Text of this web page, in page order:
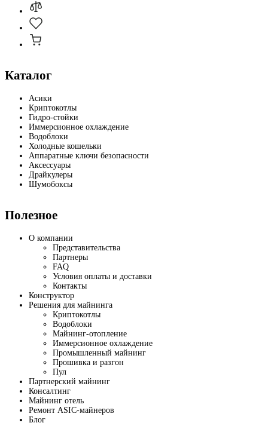
Каталог
Асики
Криптокотлы
Гидро-стойки
Иммерсионное охлаждение
Водоблоки
Холодные кошельки
Аппаратные ключи безопасности
Аксессуары
Драйкулеры
Шумобоксы
Полезное
О компании
Представительства
Партнеры
FAQ
Условия оплаты и доставки
Контакты
Конструктор
Решения для майнинга
Криптокотлы
Водоблоки
Майнинг-отопление
Иммерсионное охлаждение
Промышленный майнинг
Прошивка и разгон
Пул
Партнерский майнинг
Консалтинг
Майнинг отель
Ремонт ASIC-майнеров
Блог